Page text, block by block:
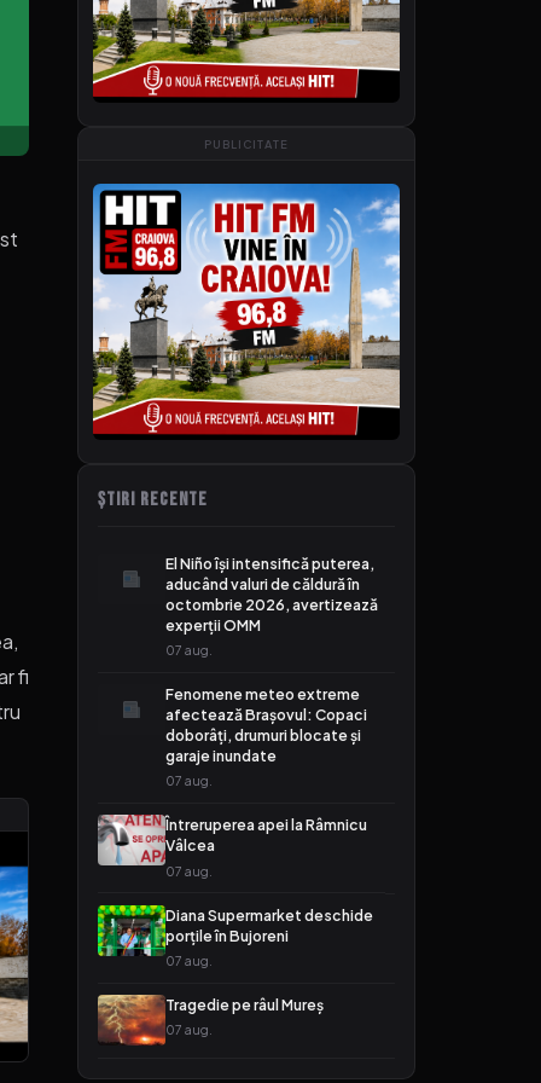
fi
PUBLICITATE
ȘTIRI RECENTE
El Niño își intensifică puterea,
aducând valuri de căldură în
octombrie 2026, avertizează
experții OMM
07 aug.
Fenomene meteo extreme
afectează Brașovul: Copaci
doborâți, drumuri blocate și
garaje inundate
07 aug.
Întreruperea apei la Râmnicu
Vâlcea
07 aug.
Diana Supermarket deschide
porțile în Bujoreni
07 aug.
Tragedie pe râul Mureș
07 aug.